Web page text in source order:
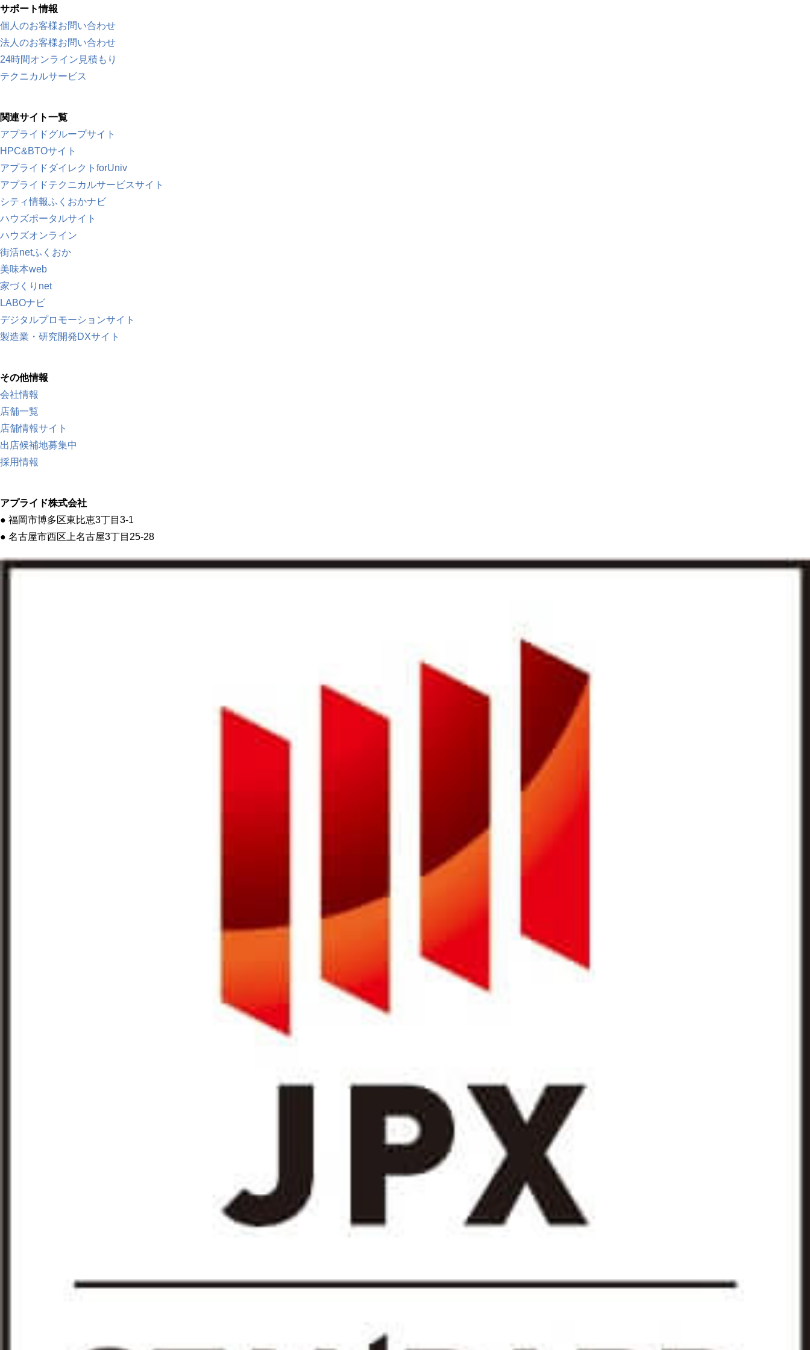
サポート情報
個人のお客様お問い合わせ
法人のお客様お問い合わせ
24時間オンライン見積もり
テクニカルサービス
関連サイト一覧
アプライドグループサイト
HPC&BTOサイト
アプライドダイレクトforUniv
アプライドテクニカルサービスサイト
シティ情報ふくおかナビ
ハウズポータルサイト
ハウズオンライン
街活netふくおか
美味本web
家づくりnet
LABOナビ
デジタルプロモーションサイト
製造業・研究開発DXサイト
その他情報
会社情報
店舗一覧
店舗情報サイト
出店候補地募集中
採用情報
アプライド株式会社
● 福岡市博多区東比恵3丁目3-1
● 名古屋市西区上名古屋3丁目25-28